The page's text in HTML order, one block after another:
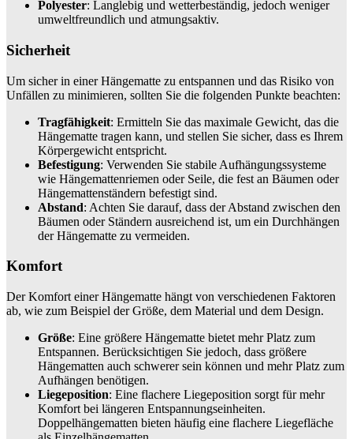
Polyester: Langlebig und wetterbeständig, jedoch weniger
umweltfreundlich und atmungsaktiv.
Sicherheit
Um sicher in einer Hängematte zu entspannen und das Risiko von
Unfällen zu minimieren, sollten Sie die folgenden Punkte beachten:
Tragfähigkeit: Ermitteln Sie das maximale Gewicht, das die
Hängematte tragen kann, und stellen Sie sicher, dass es Ihrem
Körpergewicht entspricht.
Befestigung: Verwenden Sie stabile Aufhängungssysteme
wie Hängemattenriemen oder Seile, die fest an Bäumen oder
Hängemattenständern befestigt sind.
Abstand: Achten Sie darauf, dass der Abstand zwischen den
Bäumen oder Ständern ausreichend ist, um ein Durchhängen
der Hängematte zu vermeiden.
Komfort
Der Komfort einer Hängematte hängt von verschiedenen Faktoren
ab, wie zum Beispiel der Größe, dem Material und dem Design.
Größe: Eine größere Hängematte bietet mehr Platz zum
Entspannen. Berücksichtigen Sie jedoch, dass größere
Hängematten auch schwerer sein können und mehr Platz zum
Aufhängen benötigen.
Liegeposition: Eine flachere Liegeposition sorgt für mehr
Komfort bei längeren Entspannungseinheiten.
Doppelhängematten bieten häufig eine flachere Liegefläche